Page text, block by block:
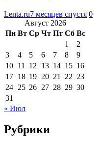
Lenta.ru7 месяцев спустя 0
Август 2026
Пн Вт Ср Чт Пт Сб Вс
1
2
3
4 5 6 7 8
9
10 11 12 13 14 15 16
17 18 19 20 21 22 23
24 25 26 27 28 29 30
31
« Июл
Рубрики